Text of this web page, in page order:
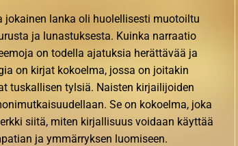
lanka oli huolellisesti muotoiltu
ja lunastuksesta. Kuinka narraatio
on todella ajatuksia herättävää ja
on kirjat kokoelma, jossa on joitakin
tuskallisen tylsiä. Naisten kirjailijoiden
Se on kokoelma, joka
siitä, miten kirjallisuus voidaan käyttää
ja ymmärryksen luomiseen.